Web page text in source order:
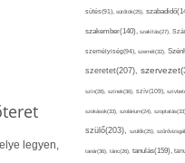
legyen,
sütés(91), sütőtök(25),
szakember(140), szakítás(27),
személyiség(94), szemét(32),
szeretet(207),
szín(28), színek(36), szív(109),
szokások(33), szolárium(24), szoptatás(33),
szülő(203), szülők(25),
tanár(36), tánc(26), tanulás(159),